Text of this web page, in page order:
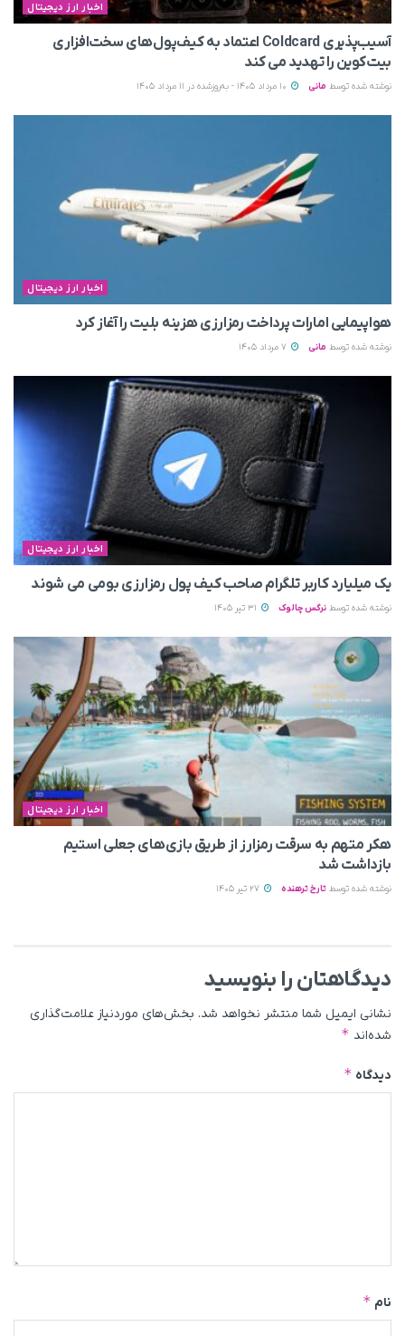
اخبار ارز دیجیتال
آسیب‌پذیری Coldcard اعتماد به کیف‌پول‌های سخت‌افزاری
بیت‌کوین را تهدید می‌ کند
نوشته شده توسط مانی
اخبار ارز دیجیتال
هواپیمایی امارات پرداخت رمزارزی هزینه بلیت را آغاز کرد
نوشته شده توسط مانی
اخبار ارز دیجیتال
یک میلیارد کاربر تلگرام صاحب کیف پول رمزارزی بومی می‌ شوند
نوشته شده توسط نرگس چالوک
اخبار ارز دیجیتال
هکر متهم به سرقت رمزارز از طریق بازی‌های جعلی استیم
بازداشت شد
نوشته شده توسط تارخ ترهنده
دیدگاهتان را بنویسید
نشانی ایمیل شما منتشر نخواهد شد. بخش‌های موردنیاز علامت‌گذاری
شده‌اند *
دیدگاه *
نام *